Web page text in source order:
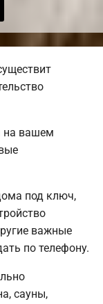
на вашем
под ключ,
важные
по телефону.
сауны,